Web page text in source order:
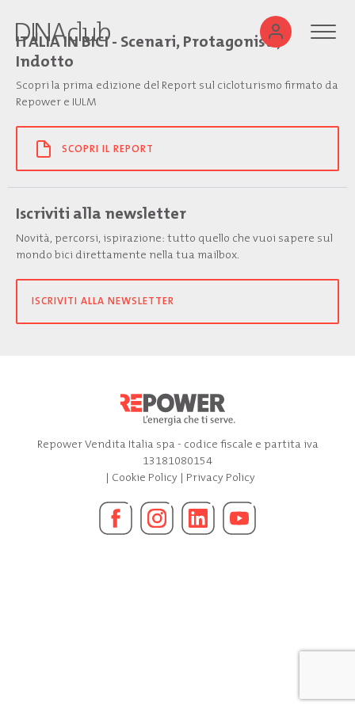
ITALIA IN BICI - Scenari, Protagonisti,
Indotto
Scopri la prima edizione del Report sul cicloturismo firmato da
Repower e IULM
SCOPRI IL REPORT
Iscriviti alla newsletter
Novità, percorsi, ispirazione: tutto quello che vuoi sapere sul
mondo bici direttamente nella tua mailbox.
ISCRIVITI ALLA NEWSLETTER
Repower Vendita Italia spa - codice fiscale e partita iva
13181080154
| Cookie Policy| Privacy Policy